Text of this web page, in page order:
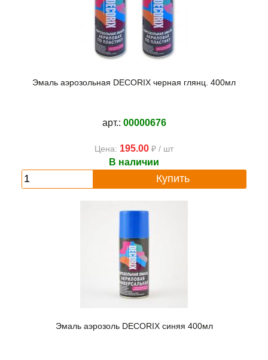
Эмаль аэрозольная DECORIX черная глянц. 400мл
арт.: 00000676
Цена: 195.00 ₽ / шт
В наличии
Купить
Эмаль аэрозоль DECORIX синяя 400мл